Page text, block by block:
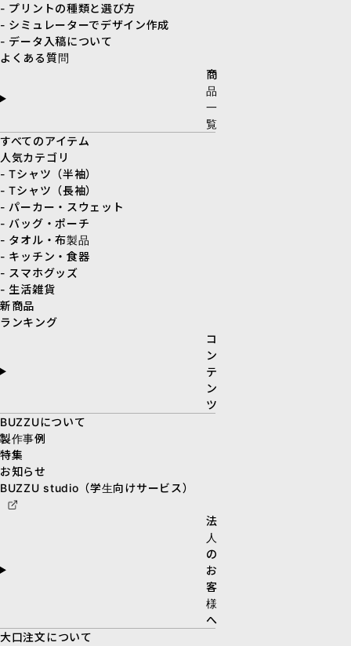
- プリントの種類と選び方
- シミュレーターでデザイン作成
- データ入稿について
よくある質問
商
品
一
覧
すべてのアイテム
人気カテゴリ
- Tシャツ（半袖）
- Tシャツ（長袖）
- パーカー・スウェット
- バッグ・ポーチ
- タオル・布製品
- キッチン・食器
- スマホグッズ
- 生活雑貨
新商品
ランキング
コ
ン
テ
ン
ツ
BUZZUについて
製作事例
特集
お知らせ
BUZZU studio（学生向けサービス）
法
人
の
お
客
様
へ
大口注文について